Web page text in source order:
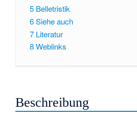
5 Belletristik
6Siehe auch
7 Literatur
8Weblinks
Beschreibung